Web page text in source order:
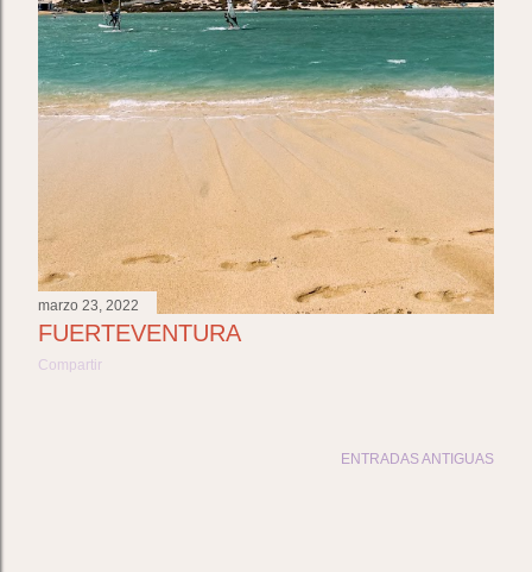
marzo 23, 2022
FUERTEVENTURA
Compartir
ENTRADAS ANTIGUAS